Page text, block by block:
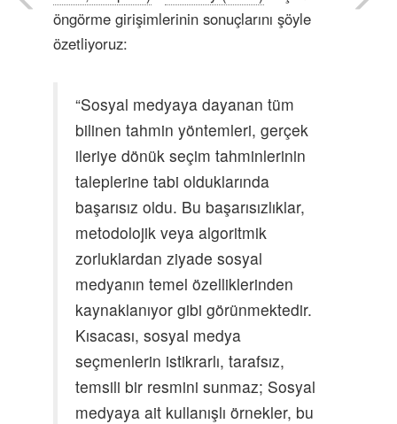
öngörme girişimlerinin sonuçlarını şöyle
özetliyoruz:
“Sosyal medyaya dayanan tüm
bilinen tahmin yöntemleri, gerçek
ileriye dönük seçim tahminlerinin
taleplerine tabi olduklarında
başarısız oldu. Bu başarısızlıklar,
metodolojik veya algoritmik
zorluklardan ziyade sosyal
medyanın temel özelliklerinden
kaynaklanıyor gibi görünmektedir.
Kısacası, sosyal medya
seçmenlerin istikrarlı, tarafsız,
temsili bir resmini sunmaz; Sosyal
medyaya ait kullanışlı örnekler, bu